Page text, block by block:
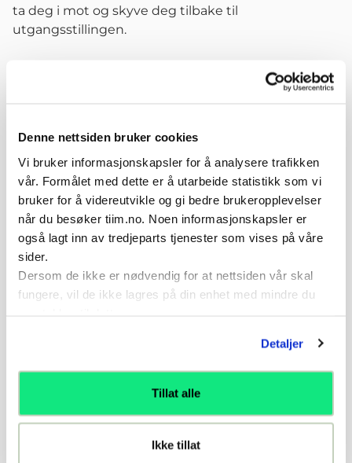
Denne nettsiden bruker cookies
Vi bruker informasjonskapsler for å analysere trafikken
vår. Formålet med dette er å utarbeide statistikk som vi
bruker for å videreutvikle og gi bedre brukeropplevelser
når du besøker tiim.no. Noen informasjonskapsler er
også lagt inn av tredjeparts tjenester som vises på våre
sider.
Dersom de ikke er nødvendig for at nettsiden vår skal
fungere, vil de ikke lagres på din enhet med mindre du
Detaljer
Tillat alle
Ikke tillat
ta deg i mot og skyve deg tilbake til
utgangsstillingen.
Variasjoner
FIFA 11+ Del 2 - Nivå 2
Relaterte øvelser
minibands fra
skyv i strikk - i
utgangsstilling med
begge armene over